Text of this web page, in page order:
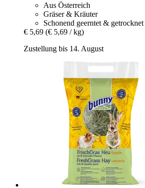
Aus Österreich
Gräser & Kräuter
Schonend geerntet & getrocknet
€ 5,69 (€ 5,69 / kg)
Zustellung bis 14. August